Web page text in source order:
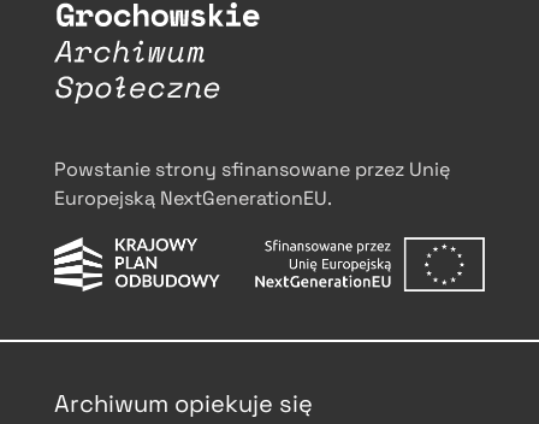
Powstanie strony sfinansowane przez Unię
Europejską NextGenerationEU.
Archiwum opiekuje się